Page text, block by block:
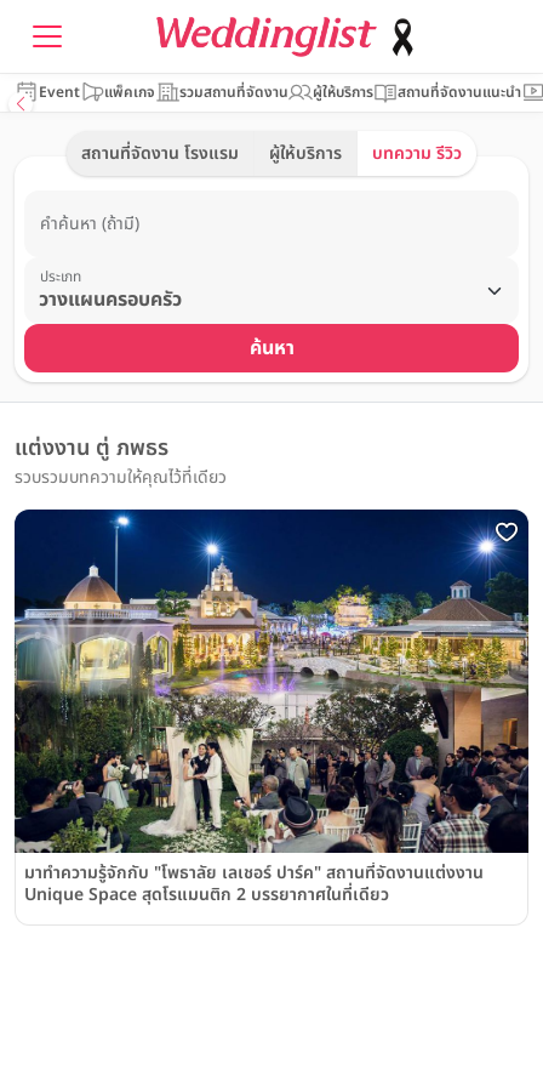
Event แพ็คเกจ รวมสถานที่จัดงาน ผู้ให้บริการ สถานที่จัดงานแนะนำ
สถานที่จัดงาน โรงแรม ผู้ให้บริการ บทความ รีวิว
คำค้นหา (ถ้ามี)
ประเภท
ค้นหา
แต่งงาน ตู่ ภพธร
รวบรวมบทความให้คุณไว้ที่เดียว
มาทำความรู้จักกับ "โพธาลัย เลเชอร์ ปาร์ค" สถานที่จัดงานแต่งงาน
Unique Space สุดโรแมนติก 2 บรรยากาศในที่เดียว